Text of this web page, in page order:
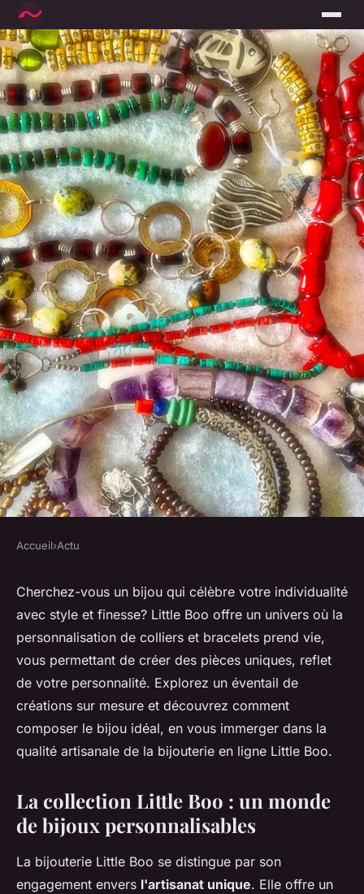
Découvrez little boo : bijoux
uniques à personnaliser
herbert•4 mai 2024•3 min de lecture
Accueil›Actu
Cherchez-vous un bijou qui célèbre votre individualité
avec style et finesse? Little Boo offre un univers où la
personnalisation de colliers et bracelets prend vie,
vous permettant de créer des pièces uniques, reflet
de votre personnalité. Explorez un éventail de
créations sur mesure et découvrez comment
composer le bijou idéal, en vous immerger dans la
qualité artisanale de la bijouterie en ligne Little Boo.
La collection Little Boo : un monde
de bijoux personnalisables
La bijouterie Little Boo se distingue par son
engagement envers l'artisanat unique. Elle offre un